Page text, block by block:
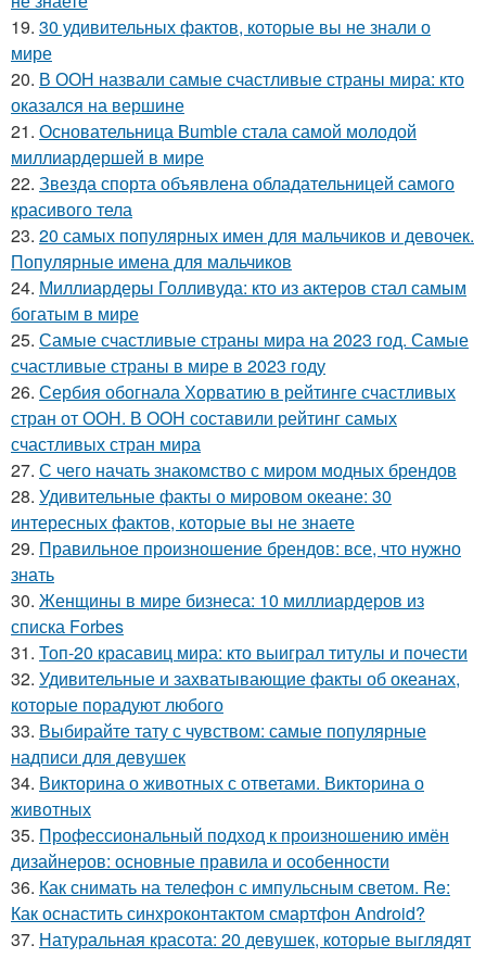
19. 30 удивительных фактов, которые вы не знали о
мире
20. В ООН назвали самые счастливые страны мира: кто
оказался на вершине
21. Основательница Bumble стала самой молодой
миллиардершей в мире
22. Звезда спорта объявлена обладательницей самого
красивого тела
23. 20 самых популярных имен для мальчиков и девочек.
Популярные имена для мальчиков
24. Миллиардеры Голливуда: кто из актеров стал самым
богатым в мире
25. Самые счастливые страны мира на 2023 год. Самые
счастливые страны в мире в 2023 году
26. Сербия обогнала Хорватию в рейтинге счастливых
стран от ООН. В ООН составили рейтинг самых
счастливых стран мира
27. С чего начать знакомство с миром модных брендов
28. Удивительные факты о мировом океане: 30
интересных фактов, которые вы не знаете
29. Правильное произношение брендов: все, что нужно
знать
30. Женщины в мире бизнеса: 10 миллиардеров из
списка Forbes
31. Топ-20 красавиц мира: кто выиграл титулы и почести
32. Удивительные и захватывающие факты об океанах,
которые порадуют любого
33. Выбирайте тату с чувством: самые популярные
надписи для девушек
34. Викторина о животных с ответами. Викторина о
животных
35. Профессиональный подход к произношению имён
дизайнеров: основные правила и особенности
36. Как снимать на телефон с импульсным светом. Re:
Как оснастить синхроконтактом смартфон Android?
37. Натуральная красота: 20 девушек, которые выглядят